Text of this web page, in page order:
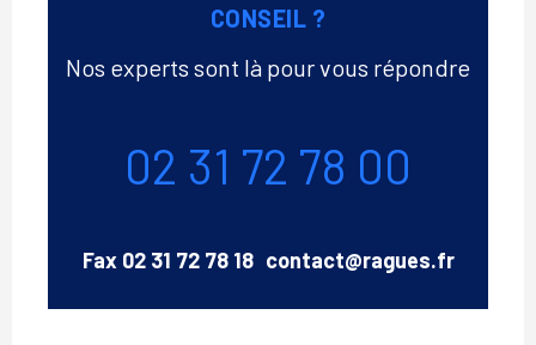
CONSEIL ?
Nos experts sont là pour vous répondre
02 31 72 78 00
Fax 02 31 72 78 18 Email
contact@ragues.fr